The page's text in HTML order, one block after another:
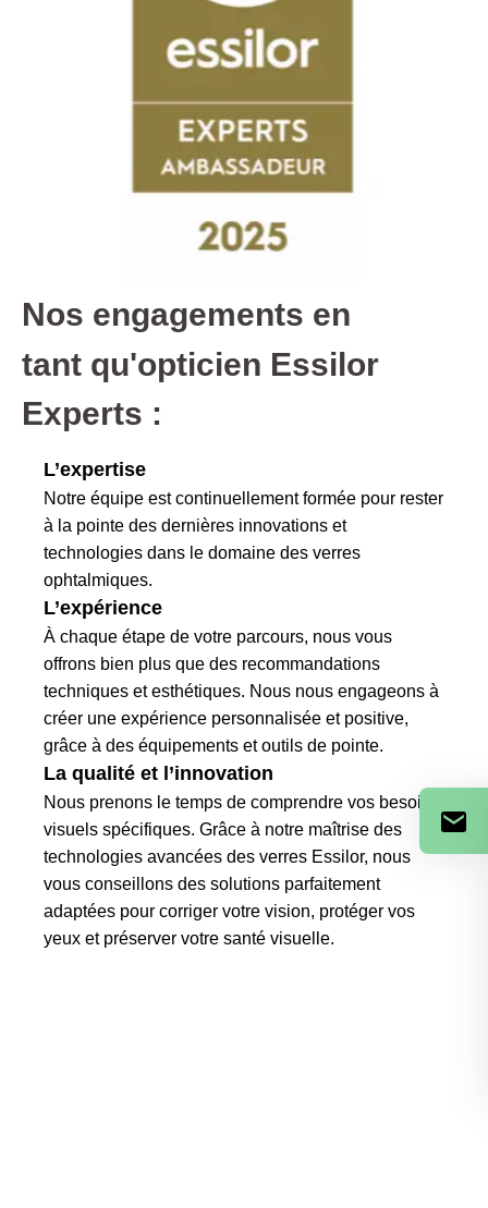
Nos engagements en
tant qu'opticien Essilor
Experts :
L’expertise
Notre équipe est continuellement formée pour rester
à la pointe des dernières innovations et
technologies dans le domaine des verres
ophtalmiques.
L’expérience
À chaque étape de votre parcours, nous vous
offrons bien plus que des recommandations
techniques et esthétiques. Nous nous engageons à
créer une expérience personnalisée et positive,
grâce à des équipements et outils de pointe.
La qualité et l’innovation
Nous prenons le temps de comprendre vos besoins
visuels spécifiques. Grâce à notre maîtrise des
technologies avancées des verres Essilor, nous
vous conseillons des solutions parfaitement
adaptées pour corriger votre vision, protéger vos
yeux et préserver votre santé visuelle.